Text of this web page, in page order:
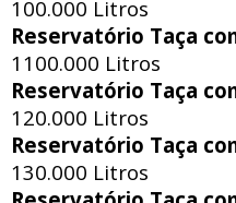
100.000 Litros
Reservatório Taça
1100.000 Litros
Reservatório Taça
120.000 Litros
Reservatório Taça
130.000 Litros